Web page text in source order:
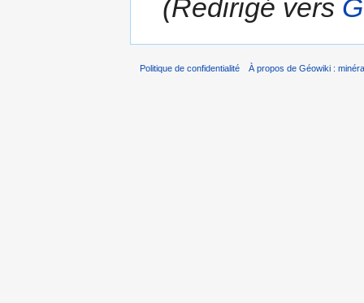
(Redirigé vers
Politique de confidentialité À propos de Géowiki :